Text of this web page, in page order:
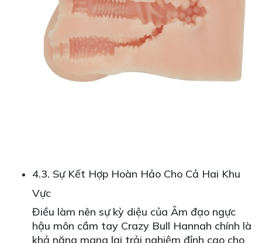
4.3. Sự Kết Hợp Hoàn Hảo Cho Cả Hai Khu
Vực
Điều làm nên sự kỳ diệu của Âm đạo ngực
hậu môn cầm tay Crazy Bull Hannah chính là
khả năng mang lại trải nghiệm đỉnh cao cho